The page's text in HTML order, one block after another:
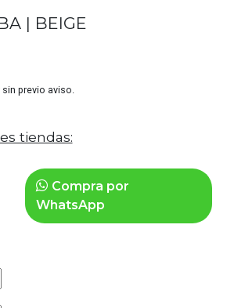
| BEIGE
sin previo aviso.
tiendas:
Compra por
WhatsApp